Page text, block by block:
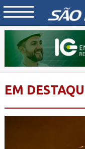
EM